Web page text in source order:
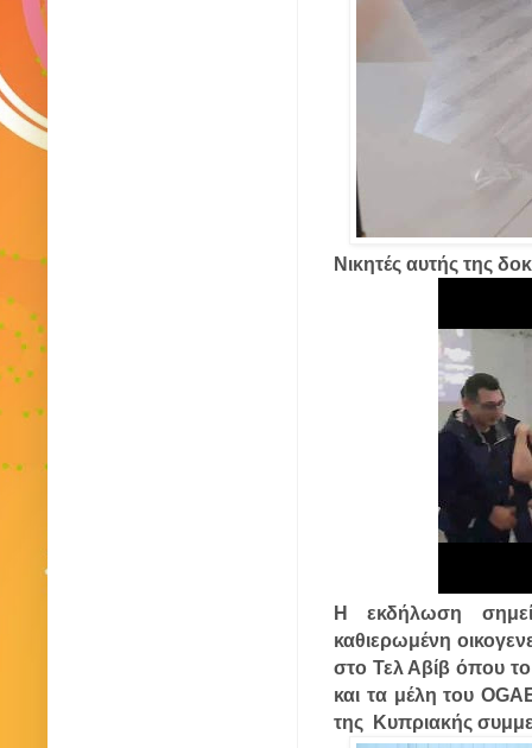
Νικητές αυτής της
Η εκδήλωση
καθιερωμένη
στο Τελ Αβίβ όπου το
και τα μέλη του
της Κυπριακής